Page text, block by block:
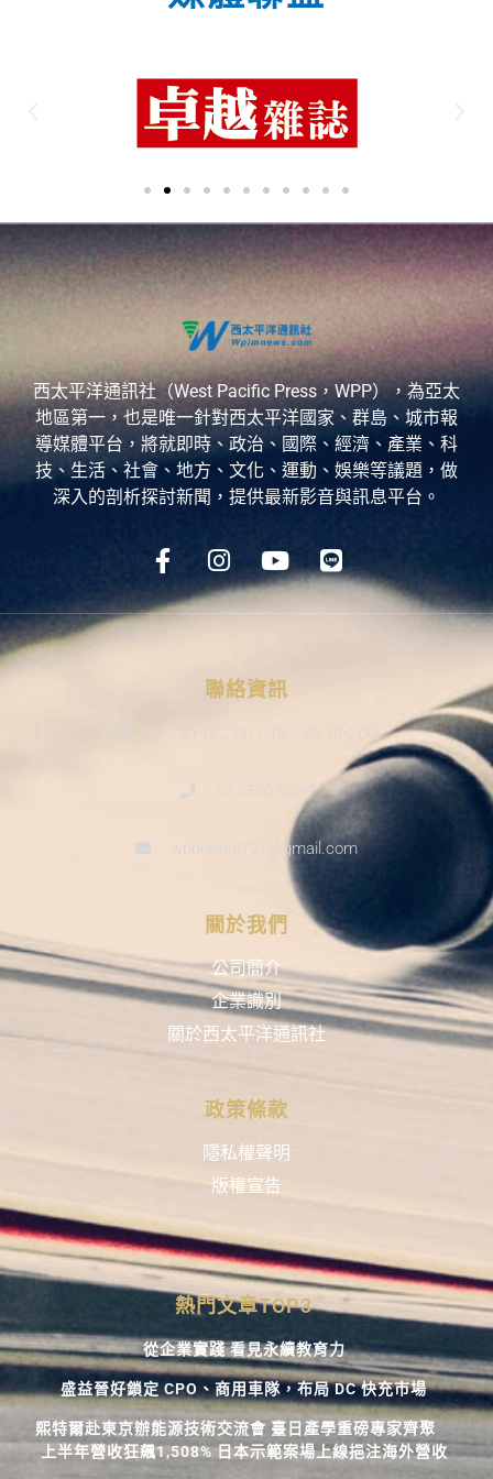
西太平洋通訊社（West Pacific Press，WPP），為亞太
地區第一，也是唯一針對西太平洋國家、群島、城市報
導媒體平台，將就即時、政治、國際、經濟、產業、科
技、生活、社會、地方、文化、運動、娛樂等議題，做
深入的剖析探討新聞，提供最新影音與訊息平台。
聯絡資訊
9：30-12：00；13：30-18：00
02-2570-5439
wppress0731@gmail.com
關於我們
公司簡介
企業識別
關於西太平洋通訊社
政策條款
隱私權聲明
版權宣告
熱門文章TOP3
從企業實踐 看見永續教育力
盛益晉好鎖定 CPO、商用車隊，布局 DC 快充市場
熙特爾赴東京辦能源技術交流會 臺日產學重磅專家齊聚
上半年營收狂飆1,508% 日本示範案場上線挹注海外營收